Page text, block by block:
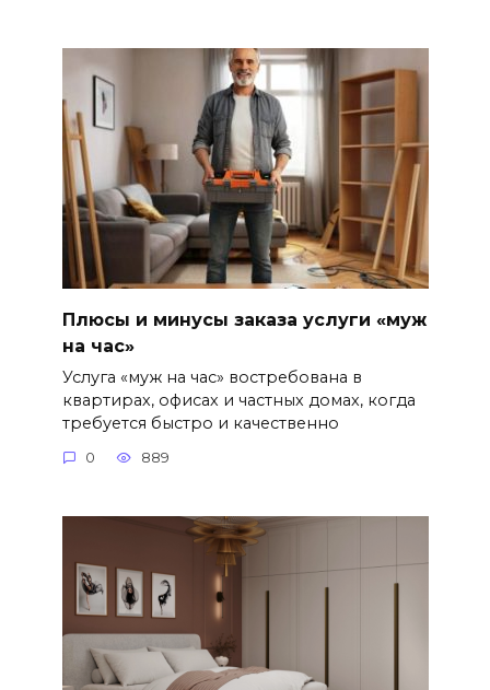
Плюсы и минусы заказа услуги «муж
на час»
Услуга «муж на час» востребована в
квартирах, офисах и частных домах, когда
требуется быстро и качественно
0 889